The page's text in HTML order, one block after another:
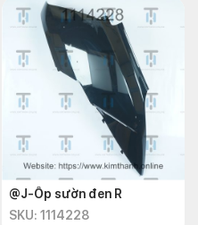
@J-Ốp sườn đen R
SKU: 1114228